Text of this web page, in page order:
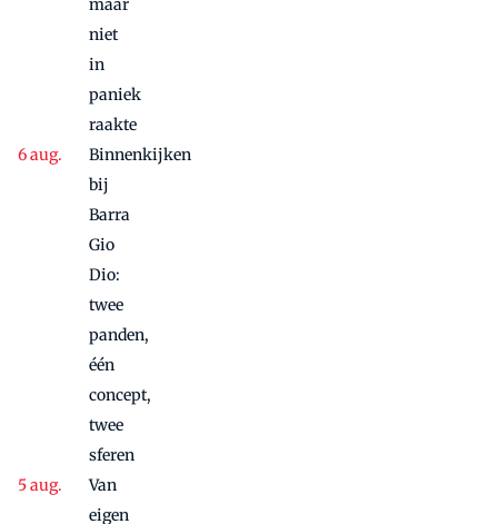
maar
niet
in
paniek
raakte
Binnenkijken
bij
Barra
Gio
Dio:
twee
panden,
één
concept,
twee
sferen
Van
eigen